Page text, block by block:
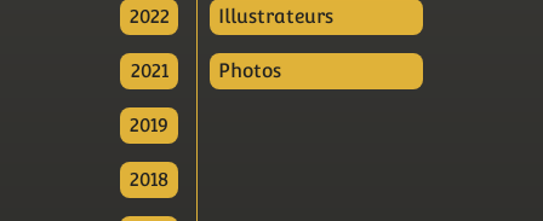
2022
2021
2019
2018
Illustrateurs
Photos